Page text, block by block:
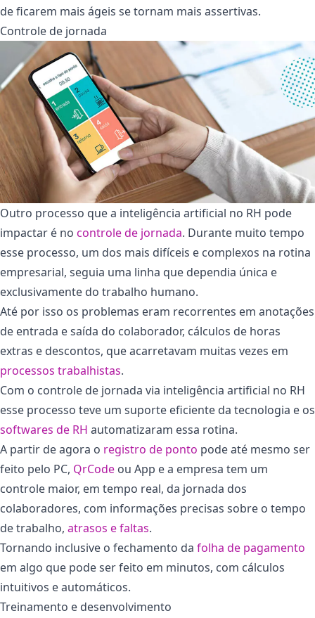
de ficarem mais ágeis se tornam mais assertivas.
Controle de jornada
Outro processo que a inteligência artificial no RH pode
impactar é no controle de jornada. Durante muito tempo
esse processo, um dos mais difíceis e complexos na rotina
empresarial, seguia uma linha que dependia única e
exclusivamente do trabalho humano.
Até por isso os problemas eram recorrentes em anotações
de entrada e saída do colaborador, cálculos de horas
extras e descontos, que acarretavam muitas vezes em
processos trabalhistas.
Com o controle de jornada via inteligência artificial no RH
esse processo teve um suporte eficiente da tecnologia e os
softwares de RH automatizaram essa rotina.
A partir de agora o registro de ponto pode até mesmo ser
feito pelo PC, QrCode ou App e a empresa tem um
controle maior, em tempo real, da jornada dos
colaboradores, com informações precisas sobre o tempo
de trabalho, atrasos e faltas.
Tornando inclusive o fechamento da folha de pagamento
em algo que pode ser feito em minutos, com cálculos
intuitivos e automáticos.
Treinamento e desenvolvimento